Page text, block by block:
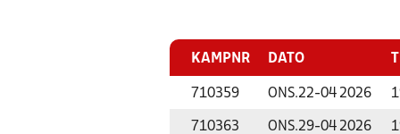
KAMPNR DATO
710359 ONS.22-04 2026
710363 ONS.29-04 2026